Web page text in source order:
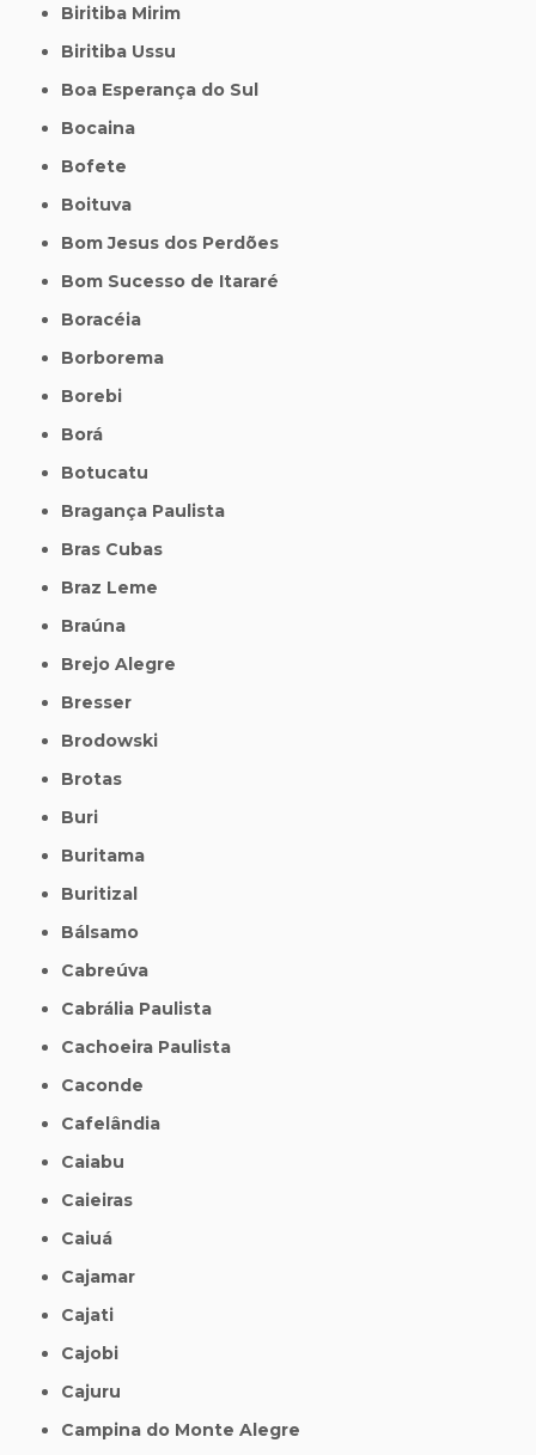
Biritiba Mirim
Biritiba Ussu
Boa Esperança do Sul
Bocaina
Bofete
Boituva
Bom Jesus dos Perdões
Bom Sucesso de Itararé
Boracéia
Borborema
Borebi
Borá
Botucatu
Bragança Paulista
Bras Cubas
Braz Leme
Braúna
Brejo Alegre
Bresser
Brodowski
Brotas
Buri
Buritama
Buritizal
Bálsamo
Cabreúva
Cabrália Paulista
Cachoeira Paulista
Caconde
Cafelândia
Caiabu
Caieiras
Caiuá
Cajamar
Cajati
Cajobi
Cajuru
Campina do Monte Alegre